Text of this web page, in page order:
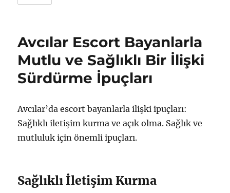
Avcılar Escort Bayanlarla
Mutlu ve Sağlıklı Bir İlişki
Sürdürme İpuçları
Avcılar’da escort bayanlarla ilişki ipuçları:
Sağlıklı iletişim kurma ve açık olma. Sağlık ve
mutluluk için önemli ipuçları.
Sağlıklı İletişim Kurma